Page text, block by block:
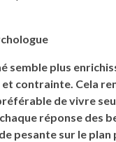
semble plus
contrainte. Cela
de vivre
réponse des
pesante sur le